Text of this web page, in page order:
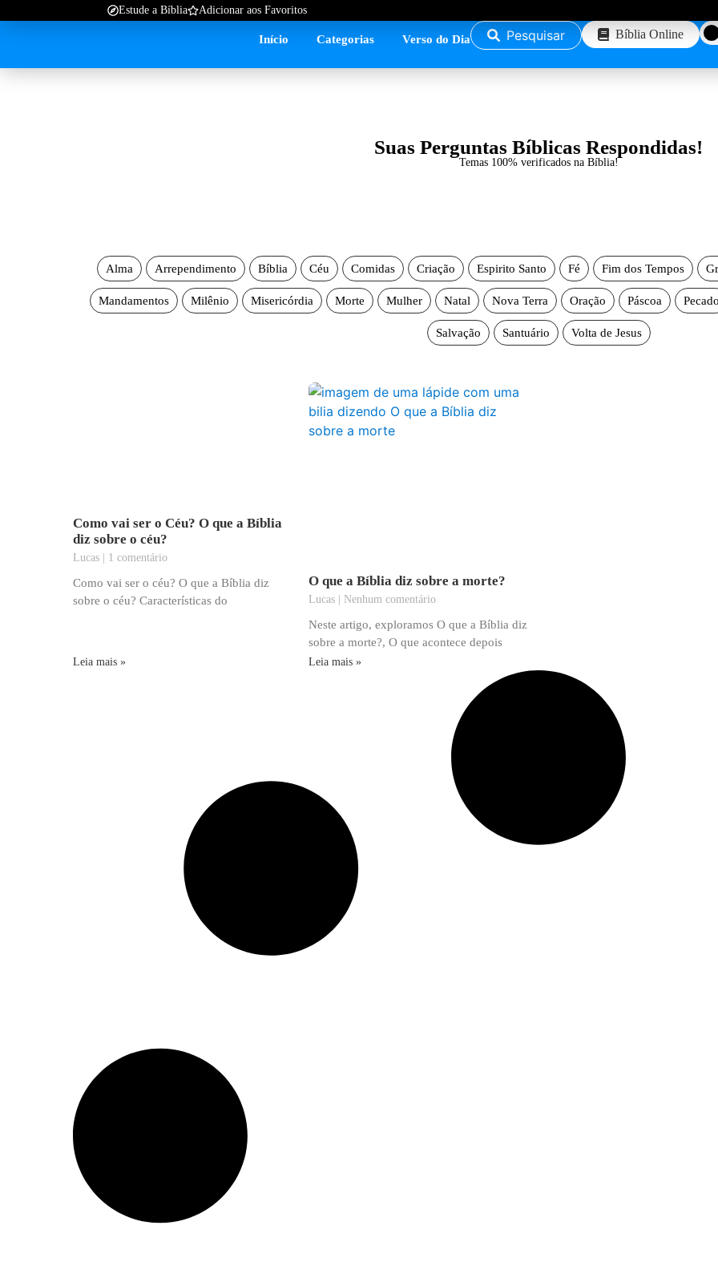
Estude a Bíblia Adicionar aos Favoritos
Início Categorias Verso do Dia Pesquisar Bíblia Online
Suas Perguntas Bíblicas Respondidas!
Temas 100% verificados na Bíblia!
Alma Arrependimento Bíblia Céu Comidas Criação Espirito Santo Fé Fim dos Tempos
Mandamentos Milênio Misericórdia Morte Mulher Natal Nova Terra Oração Páscoa
Salvação Santuário Volta de Jesus
Como vai ser o Céu? O que a Bíblia
diz sobre o céu?
Lucas 1 comentário
Como vai ser o céu? O que a Bíblia diz
sobre o céu? Características do
Leia mais »
O que a Bíblia diz sobre a morte?
Lucas Nenhum comentário
Neste artigo, exploramos O que a Bíblia diz
sobre a morte?, O que acontece depois
Leia mais »